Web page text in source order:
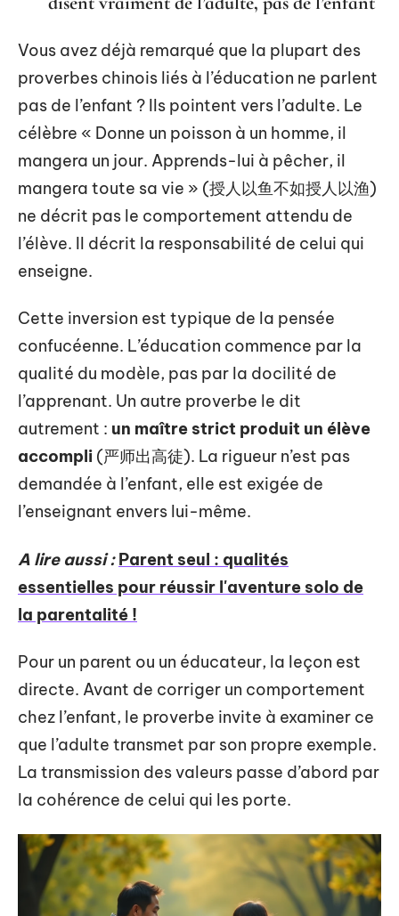
Vous avez déjà remarqué que la plupart des
proverbes chinois liés à l’éducation ne parlent
pas de l’enfant ? Ils pointent vers l’adulte. Le
célèbre « Donne un poisson à un homme, il
mangera un jour. Apprends-lui à pêcher, il
mangera toute sa vie » (授人以鱼不如授人以渔)
ne décrit pas le comportement attendu de
l’élève. Il décrit la responsabilité de celui qui
enseigne.
Cette inversion est typique de la pensée
confucéenne. L’éducation commence par la
qualité du modèle, pas par la docilité de
l’apprenant. Un autre proverbe le dit
autrement : un maître strict produit un élève
accompli (严师出高徒). La rigueur n’est pas
demandée à l’enfant, elle est exigée de
l’enseignant envers lui-même.
A lire aussi : Parent seul : qualités
essentielles pour réussir l'aventure solo de
la parentalité !
Pour un parent ou un éducateur, la leçon est
directe. Avant de corriger un comportement
chez l’enfant, le proverbe invite à examiner ce
que l’adulte transmet par son propre exemple.
La transmission des valeurs passe d’abord par
la cohérence de celui qui les porte.